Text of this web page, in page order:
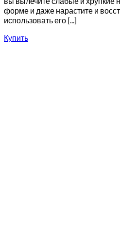
форме и даже нарастите и
использовать его [...]
Купить